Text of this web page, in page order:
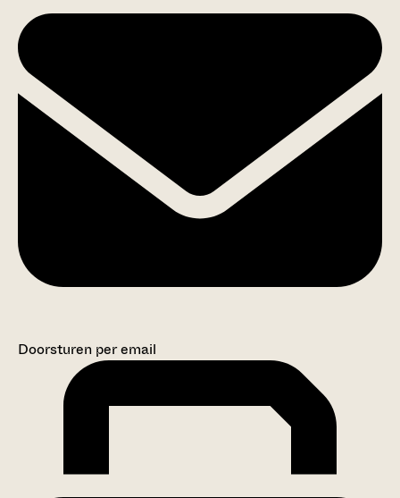
Doorsturen per email